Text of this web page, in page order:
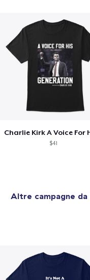
$41
Altre campagne da